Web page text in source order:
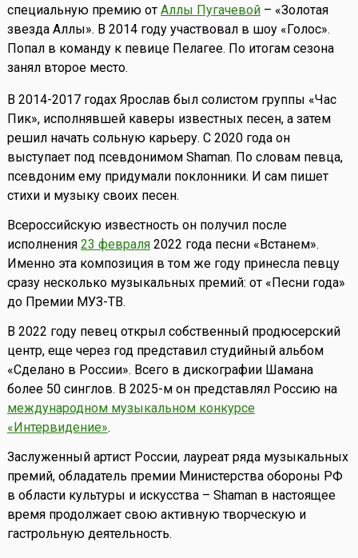
специальную премию от Аллы Пугачевой– «Золотая
звезда Аллы». В 2014 году участвовал в шоу «Голос».
Попал в команду к певице Пелагее. По итогам сезона
занял второе место.
В 2014-2017 годах Ярослав был солистом группы «Час
Пик», исполнявшей каверы известных песен, а затем
решил начать сольную карьеру. С 2020 года он
выступает под псевдонимом Shaman. По словам певца,
псевдоним ему придумали поклонники. И сам пишет
стихи и музыку своих песен.
Всероссийскую известность он получил после
исполнения 23 февраля2022 года песни «Встанем».
Именно эта композиция в том же году принесла певцу
сразу несколько музыкальных премий: от «Песни года»
до Премии МУЗ-ТВ.
В 2022 году певец открыл собственный продюсерский
центр, еще через год представил студийный альбом
«Сделано в России». Всего в дискографии Шамана
более 50 синглов. В 2025-м он представлял Россию на
международном музыкальном конкурсе
«Интервидение».
Заслуженный артист России, лауреат ряда музыкальных
премий, обладатель премии Министерства обороны РФ
в области культуры и искусства – Shaman в настоящее
время продолжает свою активную творческую и
гастрольную деятельность.